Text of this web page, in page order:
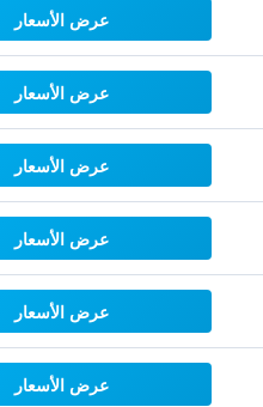
عرض الأسعار
عرض الأسعار
عرض الأسعار
عرض الأسعار
عرض الأسعار
عرض الأسعار